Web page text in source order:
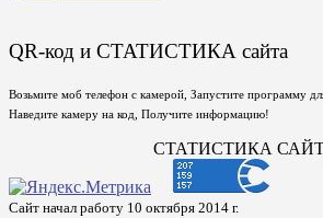
QR-код и СТАТИСТИКА сайта
Возьмите моб телефон с камерой, Запустите программу
Наведите камеру на код, Получите информацию!
СТАТИСТИКА
Сайт начал работу 10 октября 2014 г.